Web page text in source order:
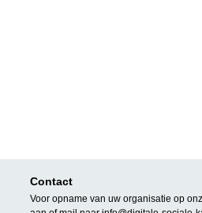
Contact
Voor opname van uw organisatie op